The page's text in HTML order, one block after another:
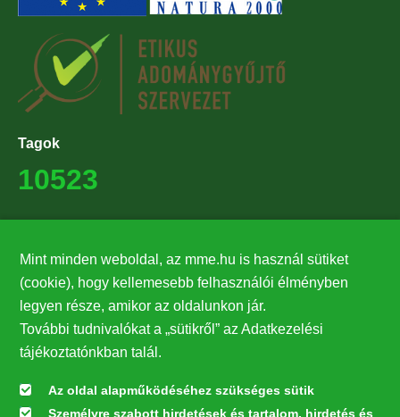
Tagok
10523
27224
Hírlevél feliratkozás
Értesüljön elsőként legfrissebb híreinkről, eseményeinkről!
Mint minden weboldal, az mme.hu is használ sütiket
(cookie), hogy kellemesebb felhasználói élményben
legyen része, amikor az oldalunkon jár.
További tudnivalókat a „sütikről” az Adatkezelési
tájékoztatónkban talál.
Az oldal alapműködéséhez szükséges sütik
Személyre szabott hirdetések és tartalom, hirdetés és